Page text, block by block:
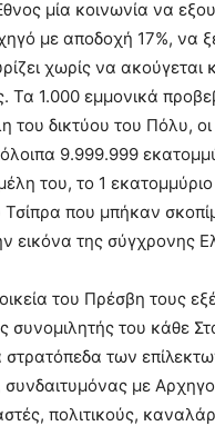
μία κοινωνία να
με αποδοχή 17%, να
χωρίς να ακούγεται
Τα 1.000 εμμονικά
του δικτύου του Πόλυ,
9.999.999
του, το 1
Τσίπρα που μπήκαν
εικόνα της σύγχρονης
του Πρέσβη τους
συνομιλητής του κάθε
των
με
πολιτικούς,